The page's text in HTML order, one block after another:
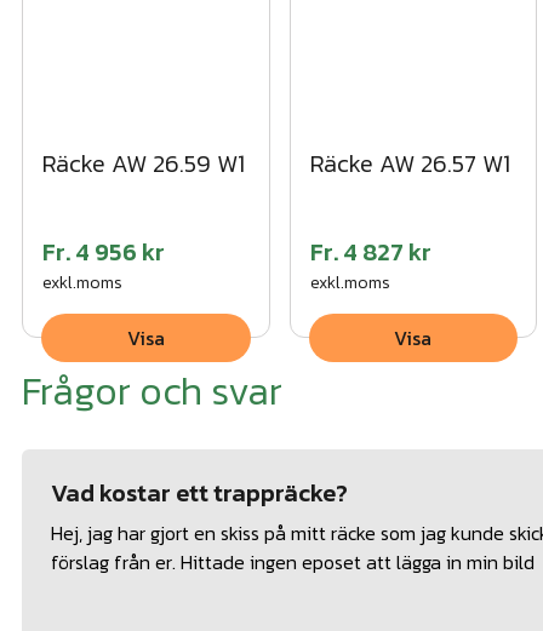
Räcke AW 26.59 W1
Fr.4 956 kr
exkl.moms
Visa
Räcke AW 26.57 W1
Fr.4 827 kr
exkl.moms
Visa
Frågor och svar
Vad kostar ett trappräcke?
Hej, jag har gjort en skiss på mitt räcke som jag kunde
förslag från er. Hittade ingen eposet att lägga in min bild